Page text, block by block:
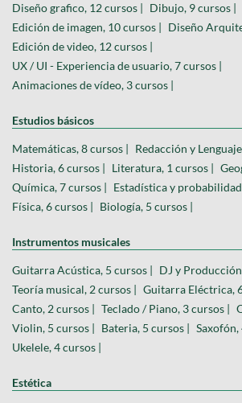
Diseño grafico, 12 cursos | Dibujo, 9 cursos |
Edición de imagen, 10 cursos | Diseño
Edición de video, 12 cursos |
UX / UI - Experiencia de usuario, 7 cursos |
Animaciones de vídeo, 3 cursos |
Estudios básicos
Matemáticas, 8 cursos | Redacción y
Historia, 6 cursos | Literatura, 1 cursos |
Química, 7 cursos | Estadística y
Física, 6 cursos | Biología, 5 cursos |
Instrumentos musicales
Guitarra Acústica, 5 cursos | DJ y
Teoría musical, 2 cursos | Guitarra Eléctrica,
Canto, 2 cursos | Teclado / Piano, 3 cursos |
Violin, 5 cursos | Bateria, 5 cursos | Saxofón,
Ukelele, 4 cursos |
Estética